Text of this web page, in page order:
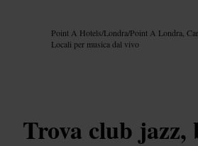
Point A Hotels/Londra/Point A Londra,
Locali per musica dal vivo
Trova club jazz,